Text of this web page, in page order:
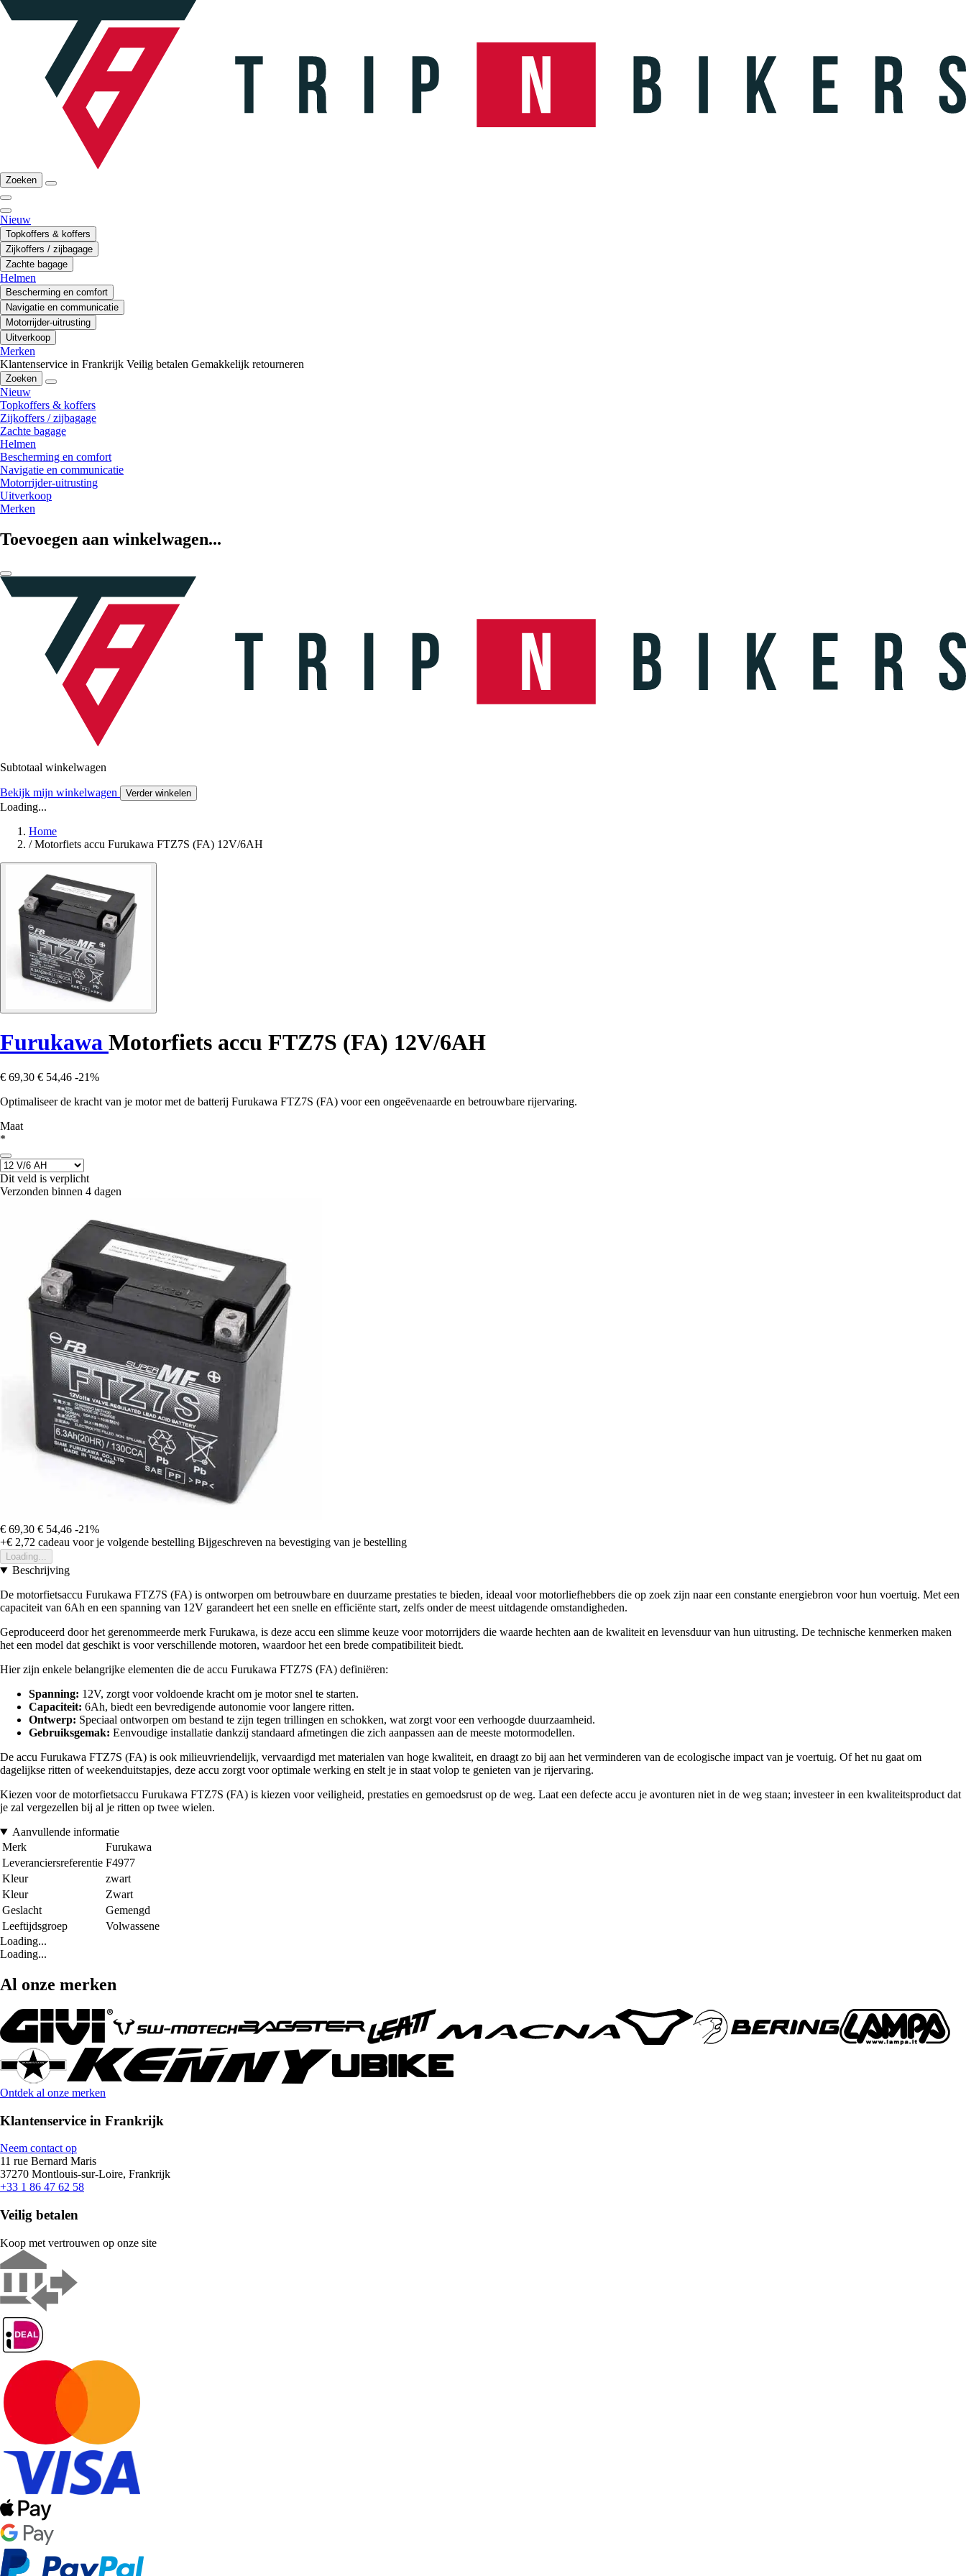
Zoeken
Nieuw
Topkoffers & koffers
Zijkoffers / zijbagage
Zachte bagage
Helmen
Bescherming en comfort
Navigatie en communicatie
Motorrijder-uitrusting
Uitverkoop
Merken
Klantenservice in Frankrijk Veilig betalen Gemakkelijk retourneren
Zoeken
Nieuw
Topkoffers & koffers
Zijkoffers / zijbagage
Zachte bagage
Helmen
Bescherming en comfort
Navigatie en communicatie
Motorrijder-uitrusting
Uitverkoop
Merken
Toevoegen aan winkelwagen...
Subtotaal winkelwagen
Bekijk mijn winkelwagen Verder winkelen
Loading...
Home
/ Motorfiets accu Furukawa FTZ7S (FA) 12V/6AH
Furukawa Motorfiets accu FTZ7S (FA) 12V/6AH
€ 69,30 € 54,46 -21%
Optimaliseer de kracht van je motor met de batterij Furukawa FTZ7S (FA) voor een ongeëvenaarde en betrouwbare rijervaring.
Maat
*
Dit veld is verplicht
Verzonden binnen 4 dagen
€ 69,30 € 54,46 -21%
+€ 2,72 cadeau voor je volgende bestelling Bijgeschreven na bevestiging van je bestelling
Loading...
Beschrijving
De motorfietsaccu Furukawa FTZ7S (FA) is ontworpen om betrouwbare en duurzame prestaties te bieden, ideaal voor motorliefhebbers die op zoek zijn naar een constante energiebron voor hun voertuig. Met een
capaciteit van 6Ah en een spanning van 12V garandeert het een snelle en efficiënte start, zelfs onder de meest uitdagende omstandigheden.
Geproduceerd door het gerenommeerde merk Furukawa, is deze accu een slimme keuze voor motorrijders die waarde hechten aan de kwaliteit en levensduur van hun uitrusting. De technische kenmerken maken
het een model dat geschikt is voor verschillende motoren, waardoor het een brede compatibiliteit biedt.
Hier zijn enkele belangrijke elementen die de accu Furukawa FTZ7S (FA) definiëren:
Spanning: 12V, zorgt voor voldoende kracht om je motor snel te starten.
Capaciteit: 6Ah, biedt een bevredigende autonomie voor langere ritten.
Ontwerp: Speciaal ontworpen om bestand te zijn tegen trillingen en schokken, wat zorgt voor een verhoogde duurzaamheid.
Gebruiksgemak: Eenvoudige installatie dankzij standaard afmetingen die zich aanpassen aan de meeste motormodellen.
De accu Furukawa FTZ7S (FA) is ook milieuvriendelijk, vervaardigd met materialen van hoge kwaliteit, en draagt zo bij aan het verminderen van de ecologische impact van je voertuig. Of het nu gaat om
dagelijkse ritten of weekenduitstapjes, deze accu zorgt voor optimale werking en stelt je in staat volop te genieten van je rijervaring.
Kiezen voor de motorfietsaccu Furukawa FTZ7S (FA) is kiezen voor veiligheid, prestaties en gemoedsrust op de weg. Laat een defecte accu je avonturen niet in de weg staan; investeer in een kwaliteitsproduct dat
je zal vergezellen bij al je ritten op twee wielen.
Aanvullende informatie
Merk
Furukawa
Leveranciersreferentie F4977
Kleur
zwart
Kleur
Zwart
Geslacht
Gemengd
Leeftijdsgroep
Volwassene
Loading...
Loading...
Al onze merken
Ontdek al onze merken
Klantenservice in Frankrijk
Neem contact op
11 rue Bernard Maris
37270 Montlouis-sur-Loire, Frankrijk
+33 1 86 47 62 58
Veilig betalen
Koop met vertrouwen op onze site